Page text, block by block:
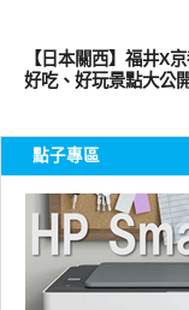
【日本關西】福井X
好吃、好玩景點大公
點子專區